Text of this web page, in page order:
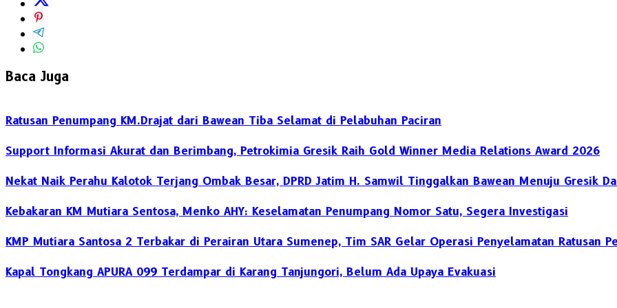
Baca Juga
Ratusan Penumpang KM.Drajat dari Bawean Tiba Selamat di Pelabuhan Paciran
Support Informasi Akurat dan Berimbang, Petrokimia Gresik Raih Gold Winner Media Relations Award 2026
Nekat Naik Perahu Kalotok Terjang Ombak Besar, DPRD Jatim H. Samwil Tinggalkan Bawean Menuju Gresik
Kebakaran KM Mutiara Sentosa, Menko AHY: Keselamatan Penumpang Nomor Satu, Segera Investigasi
KMP Mutiara Santosa 2 Terbakar di Perairan Utara Sumenep, Tim SAR Gelar Operasi Penyelamatan Ratusan
Kapal Tongkang APURA 099 Terdampar di Karang Tanjungori, Belum Ada Upaya Evakuasi